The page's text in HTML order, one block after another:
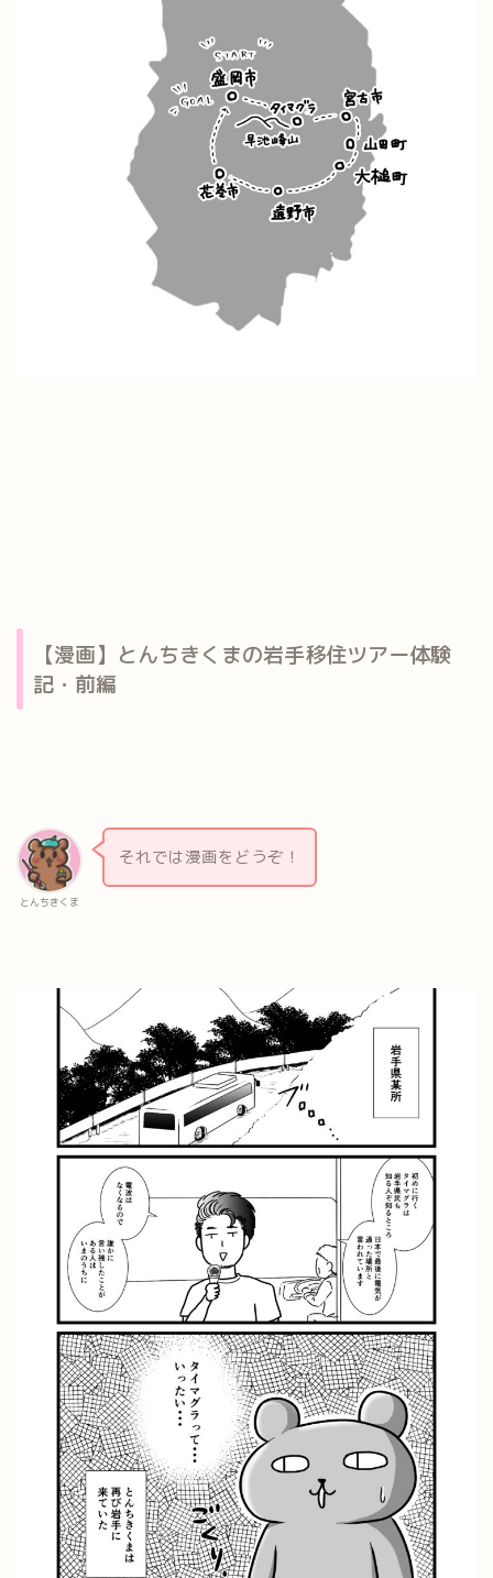
【漫画】とんちきくまの岩手移住ツアー体験
記・前編
とんちきくま
それでは漫画をどうぞ！